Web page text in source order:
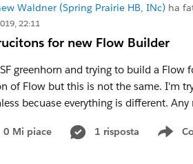
Waldner (Spring Prairie HB, INc) ha
22:11
for new Flow Builder
greenhorn and trying to build a
of Flow but this is not the same. I'm
becuase everything is different. Any
0 Mi piace 1 risposta